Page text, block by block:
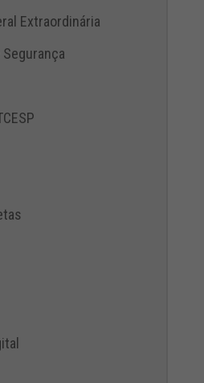
Extraordinária